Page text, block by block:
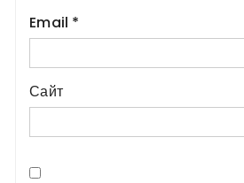
Email *
Сайт